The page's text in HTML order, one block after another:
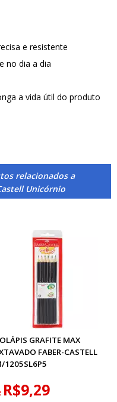
e resistente
no dia a dia
a vida útil do produto
relacionados a
Unicórnio
GRAFITE MAX
FABER-CASTELL
1205SL6P5
R$9,29